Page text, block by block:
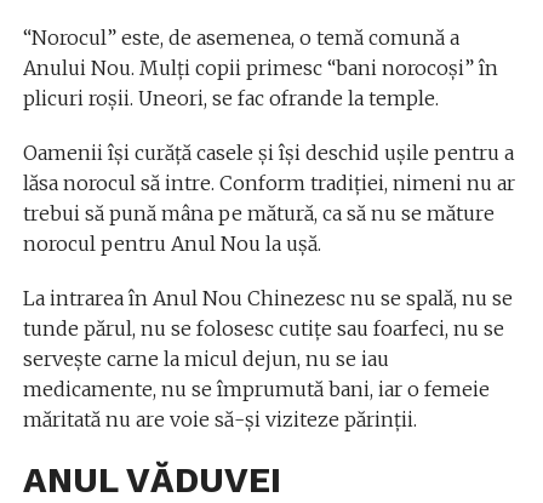
“Norocul” este, de asemenea, o temă comună a
Anului Nou. Mulţi copii primesc “bani norocoşi” în
plicuri roşii. Uneori, se fac ofrande la temple.
Oamenii îşi curăţă casele şi îşi deschid uşile pentru a
lăsa norocul să intre. Conform tradiţiei, nimeni nu ar
trebui să pună mâna pe mătură, ca să nu se măture
norocul pentru Anul Nou la uşă.
La intrarea în Anul Nou Chinezesc nu se spală, nu se
tunde părul, nu se folosesc cutiţe sau foarfeci, nu se
serveşte carne la micul dejun, nu se iau
medicamente, nu se împrumută bani, iar o femeie
măritată nu are voie să-şi viziteze părinţii.
ANUL VĂDUVEI